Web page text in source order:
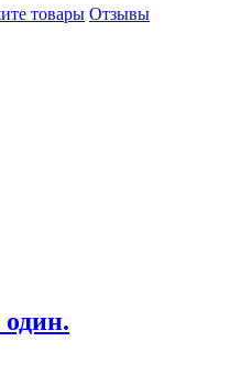
товары Отзывы